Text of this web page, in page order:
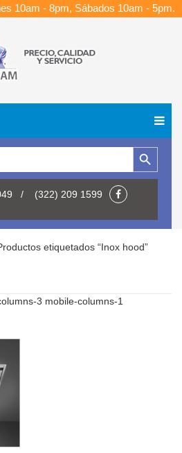
10am - 8pm, Sábados 10am - 5pm.
Botón de búsqueda
/ (322) 209 1599
etiquetados “Inox hood”
3 mobile-columns-1